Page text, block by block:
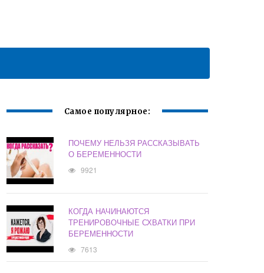
Самое популярное:
ПОЧЕМУ НЕЛЬЗЯ РАССКАЗЫВАТЬ
О БЕРЕМЕННОСТИ
9921
КОГДА НАЧИНАЮТСЯ
ТРЕНИРОВОЧНЫЕ СХВАТКИ ПРИ
БЕРЕМЕННОСТИ
7613